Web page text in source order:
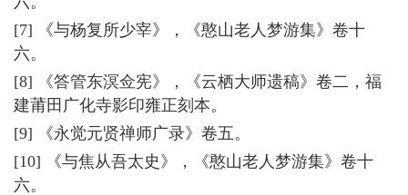
[7] 《与杨复所少宰》，《憨山老人梦游集》卷十
六。
[8] 《答管东溟佥宪》，《云栖大师遗稿》卷二，福
建莆田广化寺影印雍正刻本。
[9] 《永觉元贤禅师广录》卷五。
[10] 《与焦从吾太史》，《憨山老人梦游集》卷十
六。